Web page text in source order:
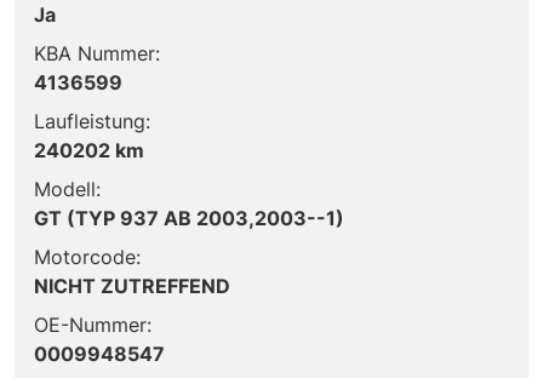
Ja
KBA Nummer:
4136599
Laufleistung:
240202 km
Modell:
GT (TYP 937 AB 2003,2003--1)
Motorcode:
NICHT ZUTREFFEND
OE-Nummer:
0009948547